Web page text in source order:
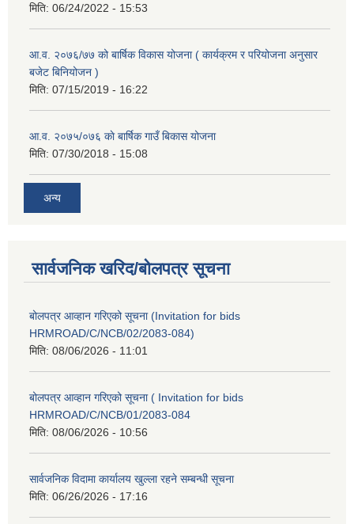
मिति: 06/24/2022 - 15:53
आ.व. २०७६/७७ को बार्षिक विकास योजना ( कार्यक्रम र परियोजना अनुसार
बजेट बिनियोजन )
मिति: 07/15/2019 - 16:22
आ.व. २०७५/०७६ काे बार्षिक गाउँ बिकास योजना
मिति: 07/30/2018 - 15:08
अन्य
सार्वजनिक खरिद/बोलपत्र सूचना
बोलपत्र आव्हान गरिएको सूचना (Invitation for bids
HRMROAD/C/NCB/02/2083-084)
मिति: 08/06/2026 - 11:01
बोलपत्र आव्हान गरिएको सूचना ( Invitation for bids
HRMROAD/C/NCB/01/2083-084
मिति: 08/06/2026 - 10:56
सार्वजनिक विदामा कार्यालय खुल्ला रहने सम्बन्धी सूचना
मिति: 06/26/2026 - 17:16